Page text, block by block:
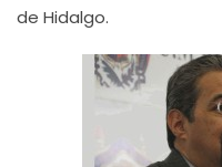
de Hidalgo.